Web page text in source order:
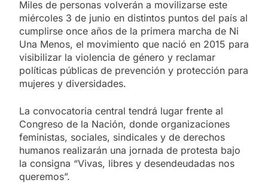
Miles de personas volverán a movilizarse este
miércoles 3 de junio en distintos puntos del país al
cumplirse once años de la primera marcha de Ni
Una Menos, el movimiento que nació en 2015 para
visibilizar la violencia de género y reclamar
políticas públicas de prevención y protección para
mujeres y diversidades.
La convocatoria central tendrá lugar frente al
Congreso de la Nación, donde organizaciones
feministas, sociales, sindicales y de derechos
humanos realizarán una jornada de protesta bajo
la consigna “Vivas, libres y desendeudadas nos
queremos”.